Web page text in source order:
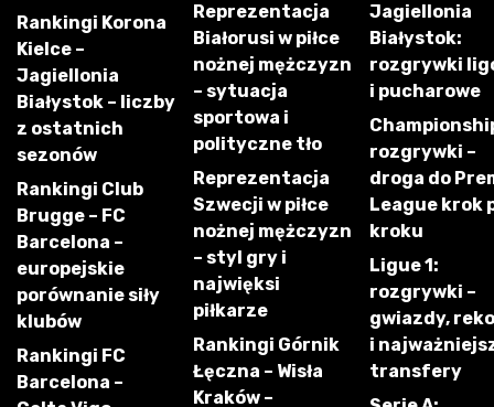
Rankingi Korona
Kielce –
Jagiellonia
Białystok – liczby
z ostatnich
sezonów
Rankingi Club
Brugge – FC
Barcelona –
europejskie
porównanie siły
klubów
Rankingi FC
Barcelona –
Reprezentacja
Białorusi w piłce
nożnej mężczyzn
– sytuacja
sportowa i
polityczne tło
Reprezentacja
Szwecji w piłce
nożnej mężczyzn
– styl gry i
najwięksi
piłkarze
Rankingi Górnik
Łęczna – Wisła
Kraków –
Jagiellonia
Białystok:
rozgrywki
i pucharowe
rozgrywki –
droga do
League krok
kroku
Ligue 1:
rozgrywki –
gwiazdy,
i
transfery